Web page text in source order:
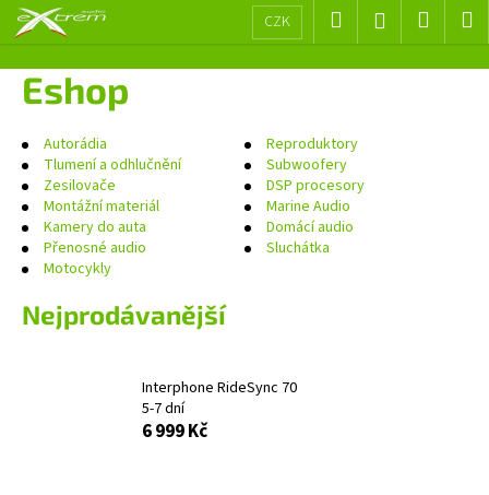
Přejít
CZK Hledat Přihlášení
košík
Eshop
Autorádia
Reproduktory
Tlumení a odhlučnění
Subwoofery
Zesilovače
DSP procesory
Montážní materiál
Marine Audio
Kamery do auta
Domácí audio
Přenosné audio
Sluchátka
Motocykly
Nejprodávanější
Interphone RideSync 70
5-7 dní
6 999 Kč
š
o
p
o
t
ř
b